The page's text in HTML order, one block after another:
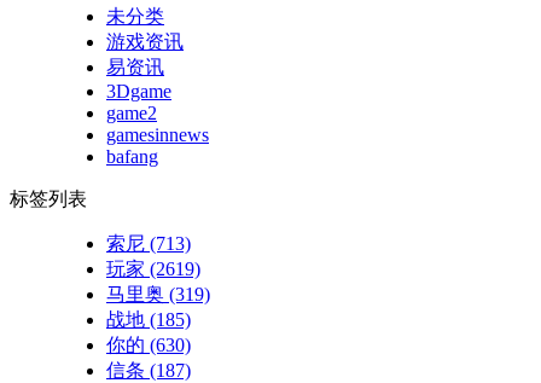
未分类
游戏资讯
易资讯
3Dgame
game2
gamesinnews
bafang
标签列表
索尼 (713)
玩家 (2619)
马里奥 (319)
战地 (185)
你的 (630)
信条 (187)